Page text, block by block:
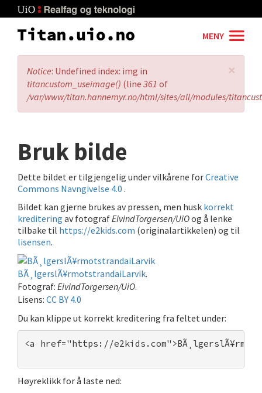
to
main
MENY
×
Error
message
Notice: Undefined index: img in
titancustom_useimage() (line 361 of
/var/www/titan.hannemyr.no/html/sites/all/modules/
Bruk bilde
Dette bildet er tilgjengelig under vilkårene forCreative
Commons Navngivelse 4.0 .
Bildet kan gjerne brukes av pressen, men husk korrekt
kreditering av fotografEivindTorgersen/UiOog å lenke
tilbake til https://e2kids.com (originalartikkelen) og til
lisensen.
BÃ¸lgerslÃ¥rmotstrandaiLarvik.
Fotograf: EivindTorgersen/UiO.
Lisens: CC BY 4.0
Du kan klippe ut korrekt kreditering fra feltet under:
<a href="https://
Høyreklikk for å laste ned: